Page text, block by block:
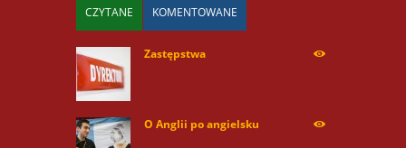
CZYTANE KOMENTOWANE
Zastępstwa
O Anglii po angielsku